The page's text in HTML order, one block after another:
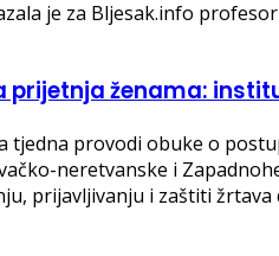
je za Bljesak.info
prijetnja ženama:
tjedna provodi obuke o
neretvanske i
prijavljivanju i zaštiti